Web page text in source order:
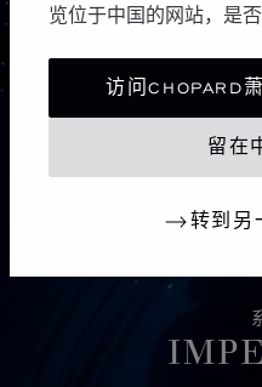
览位于中国的网站，是
访问CHOPARD
留在
转到另